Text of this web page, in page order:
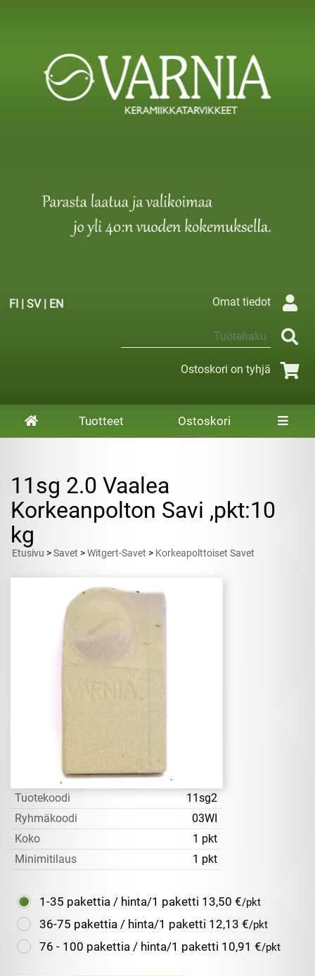
FI | SV| EN Omat tiedot
Ostoskori on tyhjä
Tuotteet Ostoskori
11sg 2.0 Vaalea
Korkeanpolton Savi ,pkt:10
kg
Etusivu >Savet >Witgert-Savet > Korkeapolttoiset Savet
Tuotekoodi
11sg2
Ryhmäkoodi
03WI
Koko
1 pkt
Minimitilaus
1 pkt
1-35 pakettia / hinta/1 paketti 13,50 €/pkt
36-75 pakettia / hinta/1 paketti 12,13 €/pkt
76 - 100 pakettia / hinta/1 paketti 10,91 €/pkt